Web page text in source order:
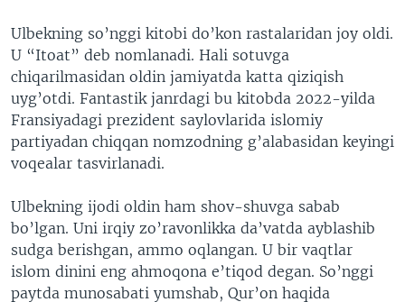
Ulbekning so’nggi kitobi do’kon rastalaridan joy oldi.
U “Itoat” deb nomlanadi. Hali sotuvga
chiqarilmasidan oldin jamiyatda katta qiziqish
uyg’otdi. Fantastik janrdagi bu kitobda 2022-yilda
Fransiyadagi prezident saylovlarida islomiy
partiyadan chiqqan nomzodning g’alabasidan keyingi
voqealar tasvirlanadi.​
Ulbekning ijodi oldin ham shov-shuvga sabab
bo’lgan. Uni irqiy zo’ravonlikka da’vatda ayblashib
sudga berishgan, ammo oqlangan. U bir vaqtlar
islom dinini eng ahmoqona e’tiqod degan. So’nggi
paytda munosabati yumshab, Qur’on haqida